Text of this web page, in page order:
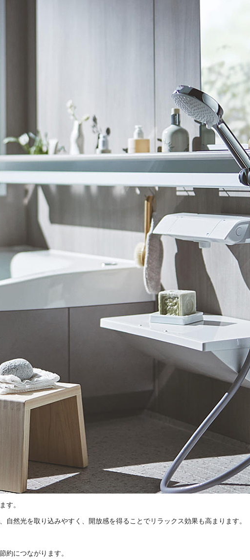
す。
然光を取り込みやすく、開放感を得ることでリラックス効果も高まります。
約につながります。